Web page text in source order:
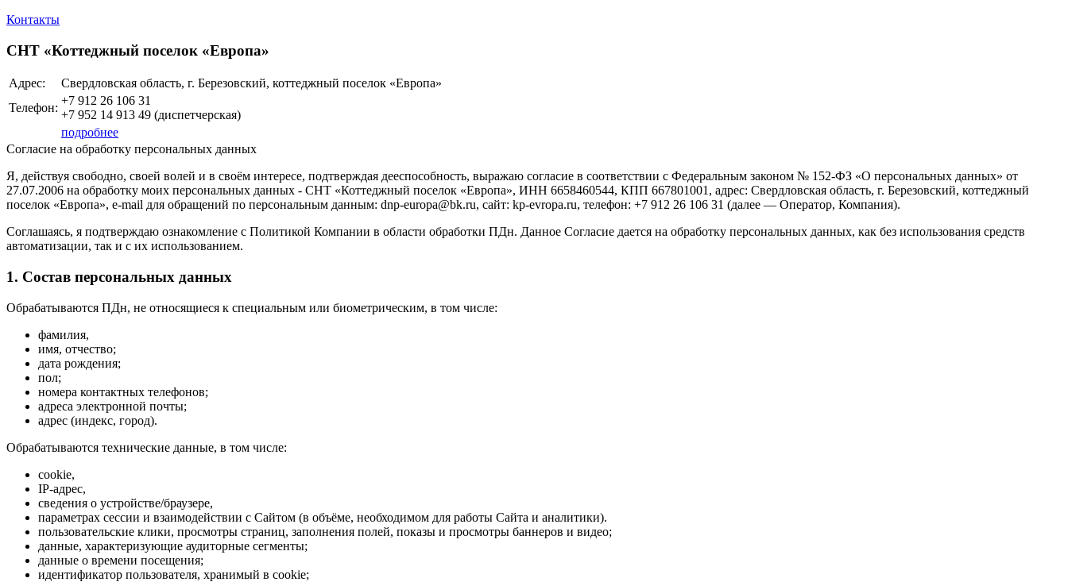
Контакты
СНТ «Коттеджный поселок «Европа»
Адрес:
Свердловская область, г. Березовский, коттеджный поселок «Европа»
Телефон:
+7 912 26 106 31
+7 952 14 913 49 (диспетчерская)
подробнее
Согласие на обработку персональных данных
Я, действуя свободно, своей волей и в своём интересе, подтверждая дееспособность, выражаю согласие в соответствии с Федеральным законом № 152-ФЗ «О персональных данных» от
27.07.2006 на обработку моих персональных данных - СНТ «Коттеджный поселок «Европа», ИНН 6658460544, КПП 667801001, адрес: Свердловская область, г. Березовский, коттеджный
поселок «Европа», e-mail для обращений по персональным данным: dnp-europa@bk.ru, сайт: kp-evropa.ru, телефон: +7 912 26 106 31 (далее — Оператор, Компания).
Соглашаясь, я подтверждаю ознакомление с Политикой Компании в области обработки ПДн. Данное Согласие дается на обработку персональных данных, как без использования средств
автоматизации, так и с их использованием.
1. Состав персональных данных
Обрабатываются ПДн, не относящиеся к специальным или биометрическим, в том числе:
фамилия,
имя, отчество;
дата рождения;
пол;
номера контактных телефонов;
адреса электронной почты;
адрес (индекс, город).
Обрабатываются технические данные, в том числе:
cookie,
IP-адрес,
сведения о устройстве/браузере,
параметрах сессии и взаимодействии с Сайтом (в объёме, необходимом для работы Сайта и аналитики).
пользовательские клики, просмотры страниц, заполнения полей, показы и просмотры баннеров и видео;
данные, характеризующие аудиторные сегменты;
данные о времени посещения;
идентификатор пользователя, хранимый в cookie;